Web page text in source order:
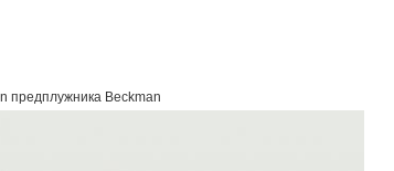
предплужника Beckman